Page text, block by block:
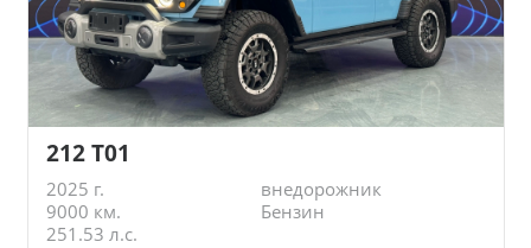
212 T01
2025 г.
внедорожник
9000 км.
Бензин
251.53 л.с.